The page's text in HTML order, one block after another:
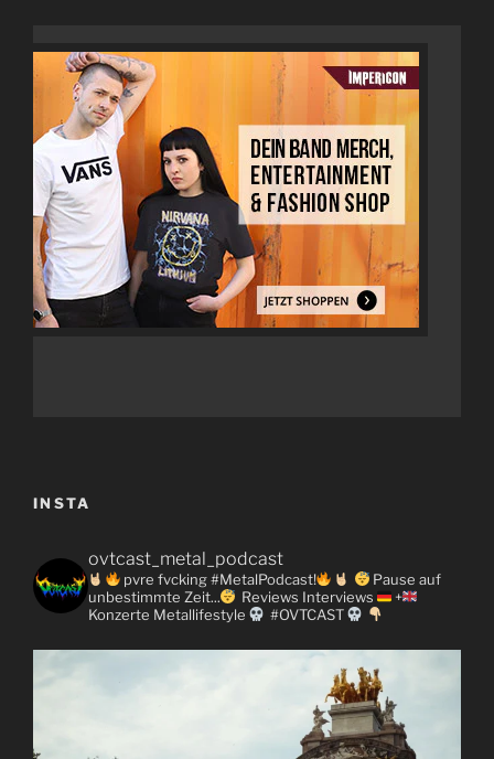
INSTA
ovtcast_metal_podcast
pvre fvcking #MetalPodcast!
Pause auf
unbestimmte Zeit...
Reviews Interviews
+
Konzerte Metallifestyle #OVTCAST